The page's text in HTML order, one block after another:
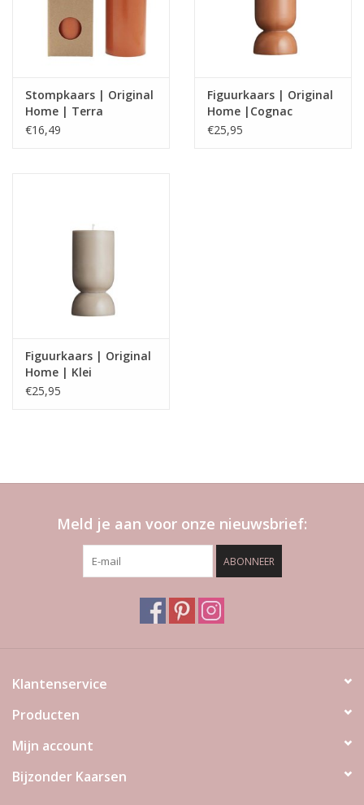
Stompkaars | Original
Home | Terra
€16,49
Figuurkaars | Original
Home |Cognac
€25,95
Figuurkaars | Original
Home | Klei
€25,95
Meld je aan voor onze nieuwsbrief:
ABONNEER
Klantenservice
Producten
Mijn account
Bijzonder Kaarsen